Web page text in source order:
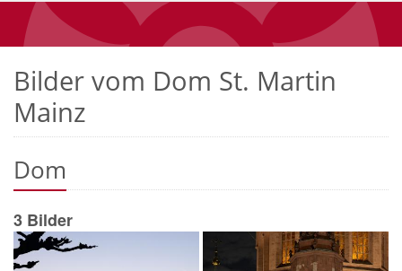
Bilder vom Dom St. Martin
Mainz
Dom
3 Bilder